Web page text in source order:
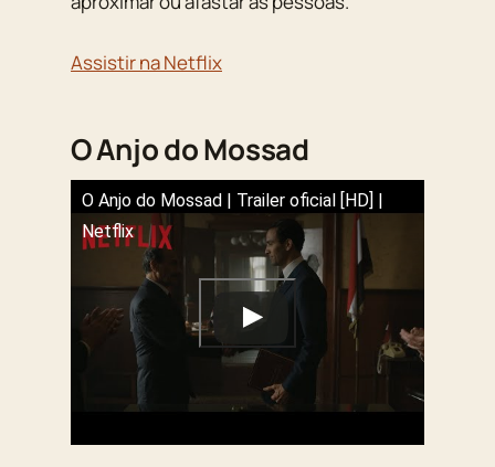
Assistir na Netflix
O Anjo do Mossad
O Anjo do Mossad | Trailer oficial [HD] |
Netflix